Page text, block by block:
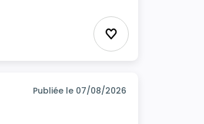
Ajouter aux
Publiée le 07/08/2026